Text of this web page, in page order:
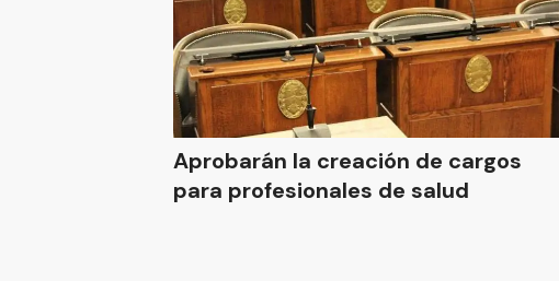
Aprobarán la creación de cargos
para profesionales de salud